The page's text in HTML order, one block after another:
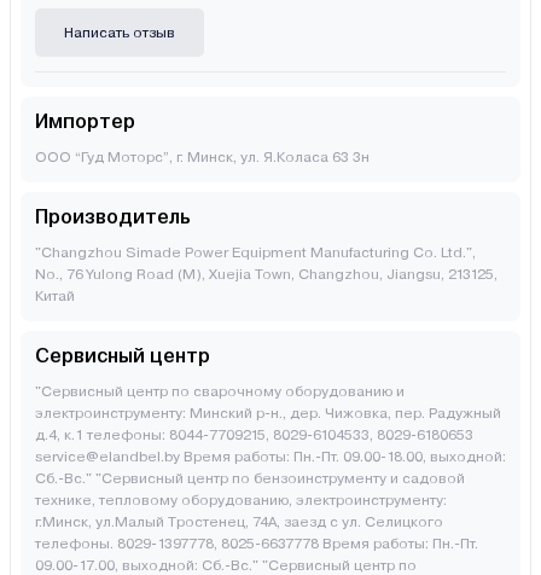
Написать отзыв
Импортер
ООО “Гуд Моторс”, г. Минск, ул. Я.Коласа 63 3н
Производитель
"Changzhou Simade Power Equipment Manufacturing Co. Ltd.",
No., 76 Yulong Road (M), Xuejia Town, Changzhou, Jiangsu, 213125,
Китай
Сервисный центр
"Сервисный центр по сварочному оборудованию и
электроинструменту: Минский р-н., дер. Чижовка, пер. Радужный
д.4, к.1 телефоны: 8044-7709215, 8029-6104533, 8029-6180653
service@elandbel.by Время работы: Пн.-Пт. 09.00-18.00, выходной:
Сб.-Вс." "Сервисный центр по бензоинструменту и садовой
технике, тепловому оборудованию, электроинструменту:
г.Минск, ул.Малый Тростенец, 74А, заезд с ул. Селицкого
телефоны. 8029-1397778, 8025-6637778 Время работы: Пн.-Пт.
09.00-17.00, выходной: Cб.-Вс." "Сервисный центр по